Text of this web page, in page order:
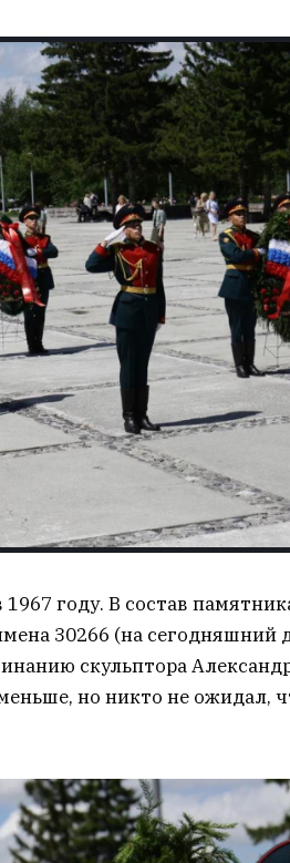
году. В состав
30266 (на сегодняшний
скульптора
но никто не ожидал,